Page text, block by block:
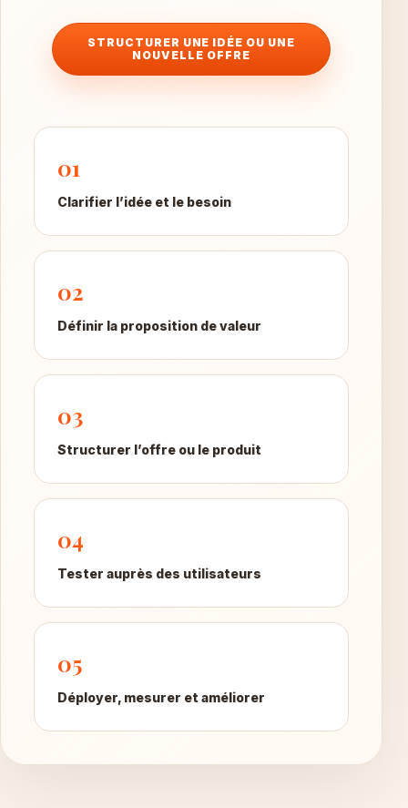
STRUCTURER UNE IDÉE OU UNE
NOUVELLE OFFRE
01
Clarifier l’idée et le besoin
02
Définir la proposition de valeur
03
Structurer l’offre ou le produit
04
Tester auprès des utilisateurs
05
Déployer, mesurer et améliorer